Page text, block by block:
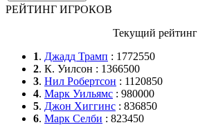
РЕЙТИНГ ИГРОКОВ
Текущий рейтинг
1. Джадд Трамп : 1772550
2. К. Уилсон : 1366500
3. Нил Робертсон : 1120850
4. Марк Уильямс : 980000
5. Джон Хиггинс : 836850
6. Марк Селби : 823450